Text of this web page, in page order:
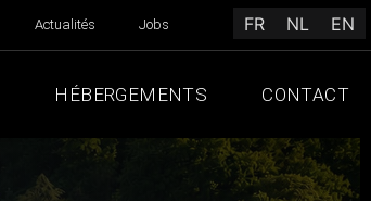
Actualités Jobs FR NL EN
HÉBERGEMENTS CONTACT